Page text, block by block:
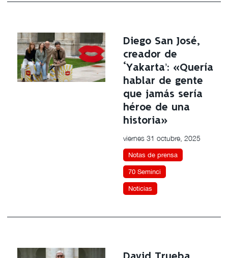
Diego San José,
creador de
‘Yakarta’: «Quería
hablar de gente
que jamás sería
héroe de una
historia»
viernes 31 octubre, 2025
Notas de prensa
70 Seminci
Noticias